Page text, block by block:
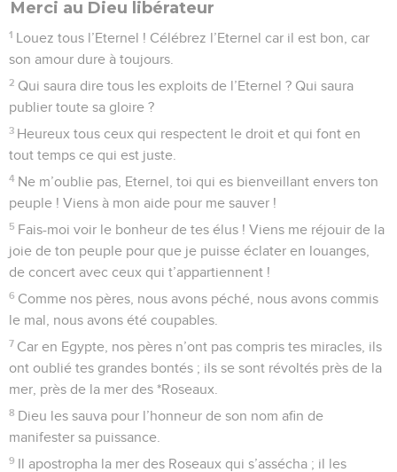
Merci au Dieu libérateur
1 Louez tous l’Eternel ! Célébrez l’Eternel car il est bon, car
son amour dure à toujours.
2 Qui saura dire tous les exploits de l’Eternel ? Qui saura
publier toute sa gloire ?
3 Heureux tous ceux qui respectent le droit et qui font en
tout temps ce qui est juste.
4 Ne m’oublie pas, Eternel, toi qui es bienveillant envers ton
peuple ! Viens à mon aide pour me sauver !
5 Fais-moi voir le bonheur de tes élus ! Viens me réjouir de la
joie de ton peuple pour que je puisse éclater en louanges,
de concert avec ceux qui t’appartiennent !
6 Comme nos pères, nous avons péché, nous avons commis
le mal, nous avons été coupables.
7 Car en Egypte, nos pères n’ont pas compris tes miracles, ils
ont oublié tes grandes bontés ; ils se sont révoltés près de la
mer, près de la mer des *Roseaux.
8 Dieu les sauva pour l’honneur de son nom afin de
manifester sa puissance.
9 Il apostropha la mer des Roseaux qui s’assécha ; il les